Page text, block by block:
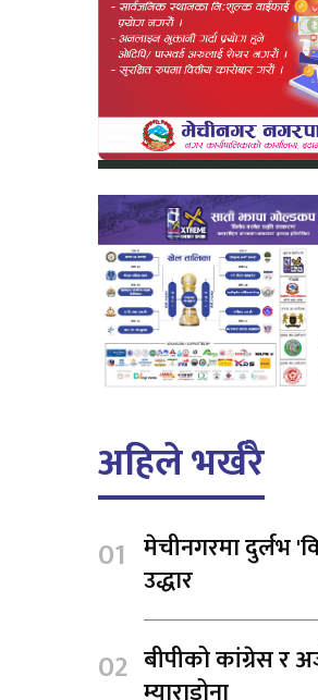
अहिले भर्खरै
मेचीनगरमा दुर्लभ
उद्धार
बीपीको कांग्रेस र